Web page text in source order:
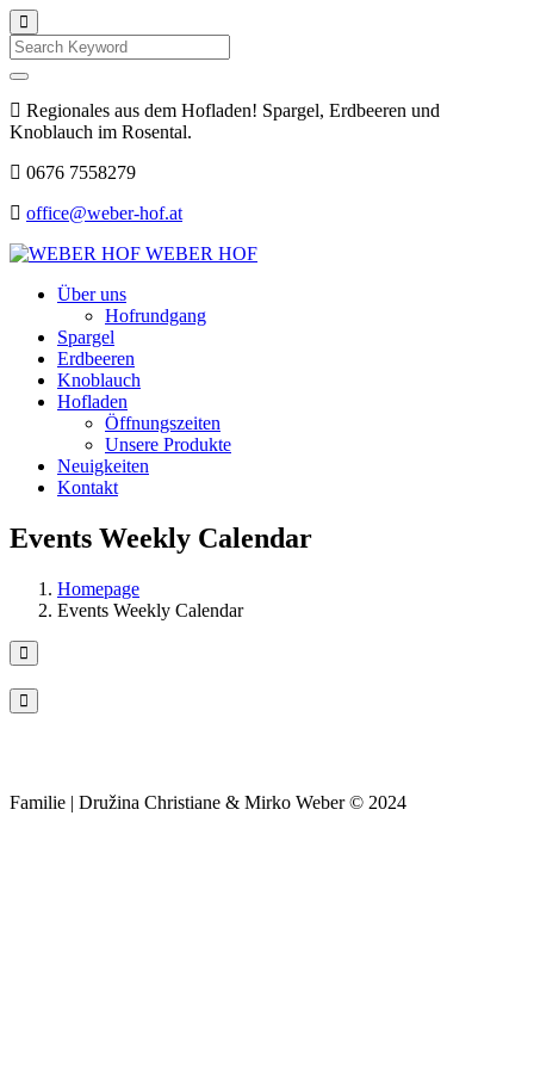
Search
Regionales aus dem Hofladen! Spargel, Erdbeeren und
Knoblauch im Rosental.
0676 7558279
office@weber-hof.at
WEBER HOF
Über uns
Hofrundgang
Spargel
Erdbeeren
Knoblauch
Hofladen
Öffnungszeiten
Unsere Produkte
Neuigkeiten
Kontakt
Events Weekly Calendar
Homepage
Events Weekly Calendar
Familie | Družina Christiane & Mirko Weber © 2024